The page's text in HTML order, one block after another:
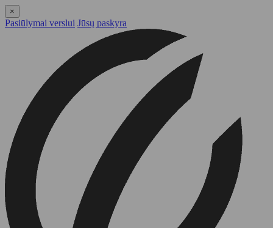
×
Pasiūlymai verslui Jūsų paskyra